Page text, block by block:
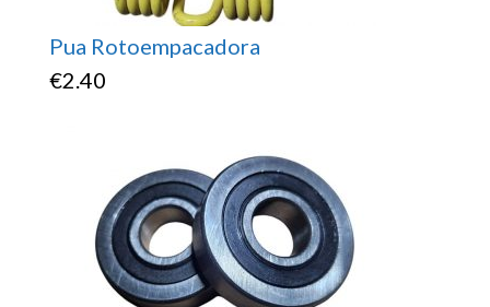
Pua Rotoempacadora
€2.40